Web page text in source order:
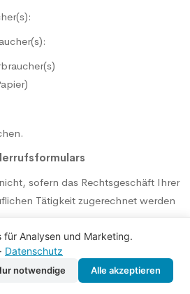
sofern das Rechtsgeschäft Ihrer
Tätigkeit zugerechnet werden
AGB
diese allgemeinen
für Analysen und Marketing.
· Datenschutz
notwendige Alle akzeptieren